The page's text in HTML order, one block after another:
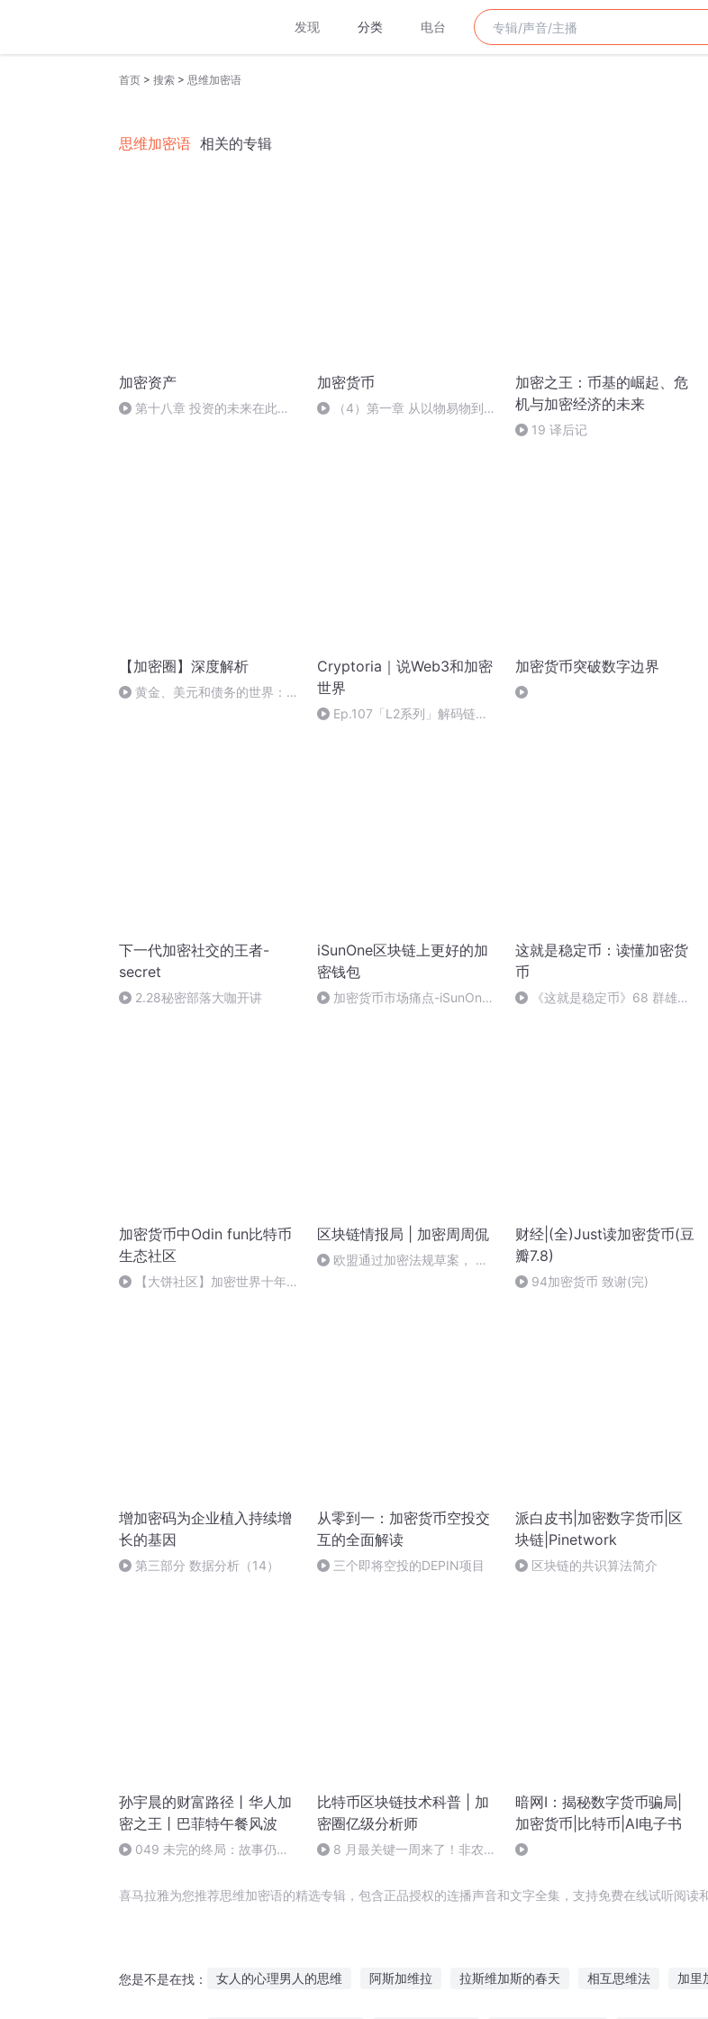
发现 分类 电台
首页 > 搜索 > 思维加密语
思维加密语 相关的专辑
加密资产
第十八章 投资的未来在此
加密货币
（4）第一章 从以物易物到比
加密之王：币基的崛起、危
机与加密经济的未来
19 译后记
【加密圈】深度解析
黄金、美元和债务的世界：资
Cryptoria｜说Web3和加密
世界
Ep.107「L2系列」解码链上
加密货币突破数字边界
下一代加密社交的王者-
secret
2.28秘密部落大咖开讲
iSunOne区块链上更好的加
密钱包
加密货币市场痛点-iSunOne
这就是稳定币：读懂加密货
币
《这就是稳定币》68 群雄并
加密货币中Odin fun比特币
生态社区
【大饼社区】加密世界十年风
区块链情报局 | 加密周周侃
欧盟通过加密法规草案， 这
财经|(全)Just读加密货币(豆
瓣7.8)
94加密货币 致谢(完)
增加密码为企业植入持续增
长的基因
第三部分 数据分析（14）
从零到一：加密货币空投交
互的全面解读
三个即将空投的DEPIN项目
派白皮书|加密数字货币|区
块链|Pinetwork
区块链的共识算法简介
孙宇晨的财富路径丨华人加
密之王丨巴菲特午餐风波
049 未完的终局：故事仍在
比特币区块链技术科普 | 加
密圈亿级分析师
8 月最关键一周来了！非农 +
向！
暗网Ⅰ：揭秘数字货币骗局|
加密货币|比特币|AI电子书
喜马拉雅为您推荐思维加密语的精选专辑，包含正品授权的连播声音和文字全集，支持免费在线试听阅读
您是不是在找： 女人的心理男人的思维 阿斯加维拉 拉斯维加斯的春天 相互思维法 加里